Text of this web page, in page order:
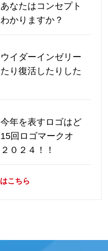
なたはコンセプト
かりますか？
ウイダーインゼリー
り復活したりした
今年を表すロゴはど
回ロゴマークオ
０２４！！
こちら